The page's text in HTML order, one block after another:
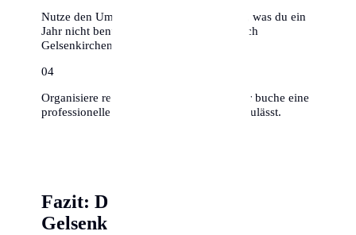
Nutze den Umzug zum Ausmisten – alles, was du ein
Jahr nicht benutzt hast, muss nicht mit nach
Gelsenkirchen.
04
Organisiere rechtzeitig Umzugshelfer oder buche eine
professionelle Firma, falls das Budget es zulässt.
Fazit: Dein Erfolg in
Gelsenkirchen